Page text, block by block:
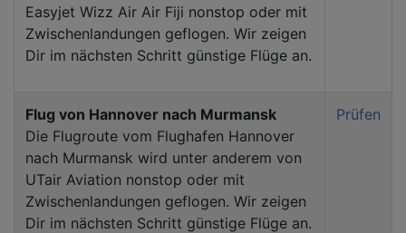
Easyjet Wizz Air Air Fiji nonstop oder mit
Zwischenlandungen geflogen. Wir zeigen
Dir im nächsten Schritt günstige Flüge an.
Flug von Hannover nach Murmansk
Die Flugroute vom Flughafen Hannover
nach Murmansk wird unter anderem von
UTair Aviation nonstop oder mit
Zwischenlandungen geflogen. Wir zeigen
Dir im nächsten Schritt günstige Flüge an.
Prüfen